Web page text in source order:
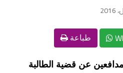
طباعة
عن قضية الطالبة